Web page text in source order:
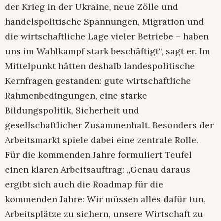
der Krieg in der Ukraine, neue Zölle und
handelspolitische Spannungen, Migration und
die wirtschaftliche Lage vieler Betriebe – haben
uns im Wahlkampf stark beschäftigt“, sagt er. Im
Mittelpunkt hätten deshalb landespolitische
Kernfragen gestanden: gute wirtschaftliche
Rahmenbedingungen, eine starke
Bildungspolitik, Sicherheit und
gesellschaftlicher Zusammenhalt. Besonders der
Arbeitsmarkt spiele dabei eine zentrale Rolle.
Für die kommenden Jahre formuliert Teufel
einen klaren Arbeitsauftrag: „Genau daraus
ergibt sich auch die Roadmap für die
kommenden Jahre: Wir müssen alles dafür tun,
Arbeitsplätze zu sichern, unsere Wirtschaft zu